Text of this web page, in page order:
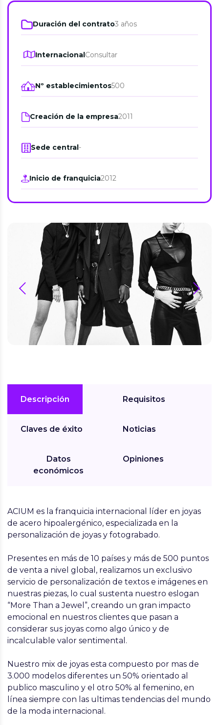
Duración del contrato3 años
InternacionalConsultar
Nº establecimientos500
Creación de la empresa2011
Sede central-
Inicio de franquicia2012
prev next
Descripción
Claves de éxito
Datos
económicos
Requisitos
Noticias
Opiniones
ACIUM es la franquicia internacional líder en joyas
de acero hipoalergénico, especializada en la
personalización de joyas y fotograbado.
Presentes en más de 10 países y más de 500 puntos
de venta a nivel global, realizamos un exclusivo
servicio de personalización de textos e imágenes en
nuestras piezas, lo cual sustenta nuestro eslogan
“More Than a Jewel”, creando un gran impacto
emocional en nuestros clientes que pasan a
considerar sus joyas como algo único y de
incalculable valor sentimental.
Nuestro mix de joyas esta compuesto por mas de
3.000 modelos diferentes un 50% orientado al
publico masculino y el otro 50% al femenino, en
línea siempre con las ultimas tendencias del mundo
de la moda internacional.